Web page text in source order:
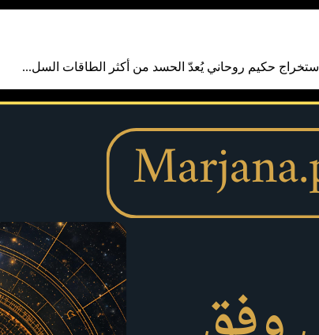
حكيم روحاني يُعدّ الحسد من أكثر الطاقات السل...